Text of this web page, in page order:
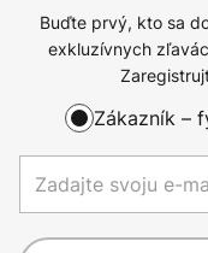
Buďte prvý, kto sa
exkluzívnych
Zákazník –